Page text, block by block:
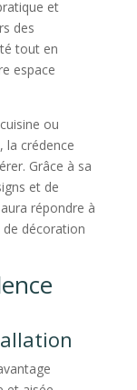
et
des
tout en
espace
ou
la crédence
Grâce à sa
et de
répondre à
décoration